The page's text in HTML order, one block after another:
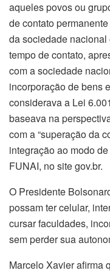
aqueles povos ou
de contato
da sociedade
tempo de contato,
com a sociedade
incorporação de bens
considerava a Lei
baseava na
com a “superação da
integração ao modo
FUNAI, no site gov.br.
O Presidente
possam ter celular,
cursar faculdades,
sem perder sua
Marcelo Xavier afirma